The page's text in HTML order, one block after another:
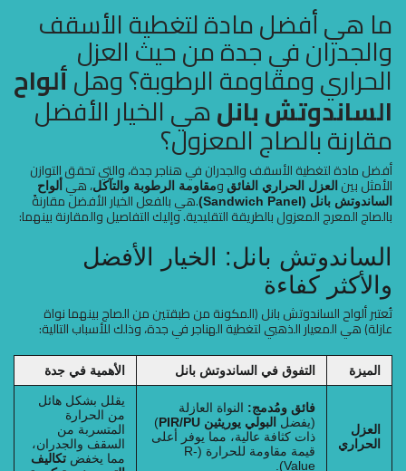
ما هي أفضل مادة لتغطية الأسقف
والجدران في جدة من حيث العزل
الحراري ومقاومة الرطوبة؟ وهلألواح
الساندوتش بانلهي الخيار الأفضل
مقارنة بالصاج المعزول؟
أفضل مادة لتغطية الأسقف والجدران في هناجر جدة، والتي تحقق التوازن
الأمثل بينالعزل الحراري الفائقومقاومة الرطوبة والتآكل، هيألواح
الساندوتش بانل (Sandwich Panel)
.هي بالفعل الخيار الأفضل مقارنةً
بالصاج المعرج المعزول بالطريقة التقليدية. وإليك التفاصيل والمقارنة بينهما:
الساندوتش بانل: الخيار الأفضل
والأكثر كفاءة
تُعتبر ألواح الساندوتش بانل (المكونة من طبقتين من الصاج بينهما نواة
عازلة) هي المعيار الذهبي لتغطية الهناجر في جدة، وذلك للأسباب التالية:
الميزة التفوق في الساندوتش بانل الأهمية في جدة
العزل
الحراري
فائق ومُدمج:النواة العازلة
(يفضلالبولي يوريثين PIR/PU
)
ذات كثافة عالية، مما يوفر أعلى
قيمة مقاومة للحرارة (R-
Value).
يقلل بشكل هائل
من الحرارة
المتسربة من
السقف والجدران،
مما يخفضتكاليف